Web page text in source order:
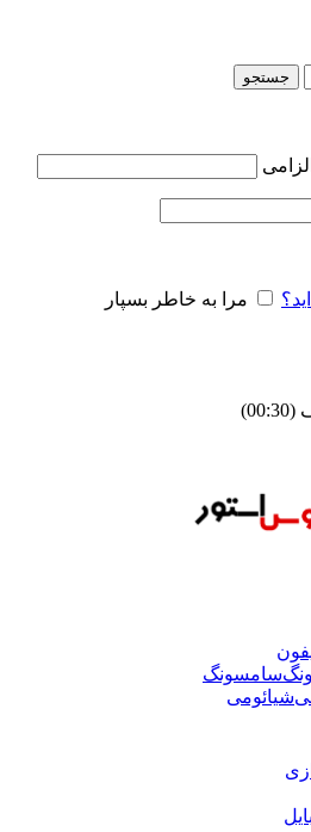
جستجو
الزامی
مرا به خاطر بسپار
(00:
30
)
سامسونگ
شیائومی